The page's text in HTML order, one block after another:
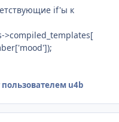
if'ы к
>compiled_templates[
пользователем u4b